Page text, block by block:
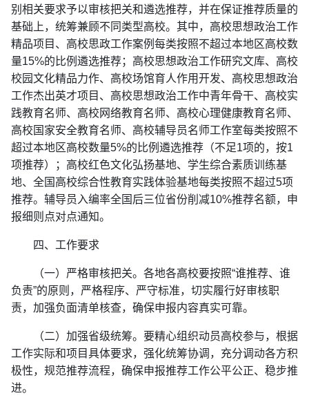
别相关要求予以审核把关和遴选推荐，并在保证推荐质量的
基础上，统筹兼顾不同类型高校。其中，高校思想政治工作
精品项目、高校思政工作案例每类按照不超过本地区高校数
量15%的比例遴选推荐；高校思想政治工作研究文库、高校
校园文化精品力作、高校场馆育人作用开发、高校思想政治
工作杰出英才项目、高校思想政治工作中青年骨干、高校实
践教育名师、高校网络教育名师、高校心理健康教育名师、
高校国家安全教育名师、高校辅导员名师工作室每类按照不
超过本地区高校数量5%的比例遴选推荐（不足1项的，按1
项推荐）；高校红色文化弘扬基地、学生综合素质训练基
地、全国高校综合性教育实践体验基地每类按照不超过5项
推荐。辅导员入编率全国后三位省份削减10%推荐名额，申
报细则点对点通知。
四、工作要求
（一）严格审核把关。各地各高校要按照“谁推荐、谁
负责”的原则，严格程序、严守标准，切实履行好审核职
责，加强负面清单核查，确保申报内容真实可靠。
（二）加强省级统筹。要精心组织动员高校参与，根据
工作实际和项目具体要求，强化统筹协调，充分调动各方积
极性，规范推荐流程，确保申报推荐工作公平公正、稳步推
进。